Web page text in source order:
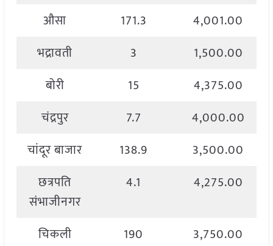
औसा 171.3
4,001.00
भद्रावती
3
1,500.00
बोरी
15
4,375.00
चंद्रपुर
7.7
4,000.00
चांदूर बाजार
138.9
3,500.00
छत्रपति
संभाजीनगर
4.1 4,275.00
चिकली 190
3,750.00